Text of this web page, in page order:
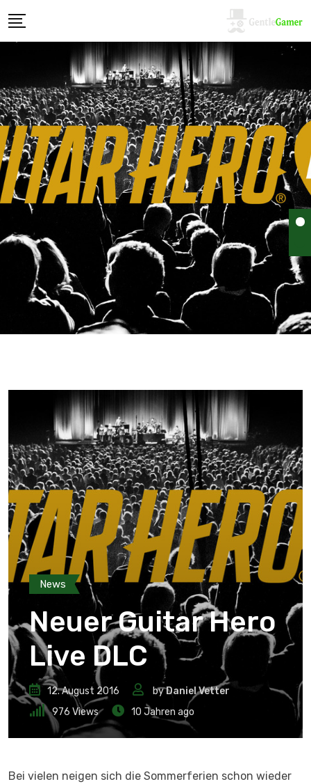
News
Neuer Guitar Hero
Live DLC
12. August 2016 byDaniel Vetter
976 Views 10 Jahren ago
Bei vielen neigen sich die Sommerferien schon wieder